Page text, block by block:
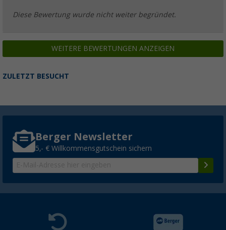
Diese Bewertung wurde nicht weiter begründet.
WEITERE BEWERTUNGEN ANZEIGEN
ZULETZT BESUCHT
Berger Newsletter
5,- € Willkommensgutschein sichern